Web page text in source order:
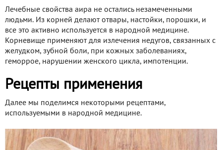
Лечебные свойства аира не остались незамеченными
людьми. Из корней делают отвары, настойки, порошки, и
все это активно используется в народной медицине.
Корневище применяют для излечения недугов, связанных с
желудком, зубной боли, при кожных заболеваниях,
геморрое, нарушении женского цикла, импотенции.
Рецепты применения
Далее мы поделимся некоторыми рецептами,
используемыми в народной медицине.